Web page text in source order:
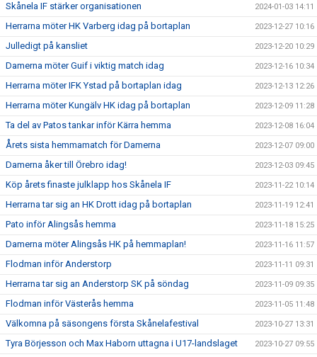
Skånela IF stärker organisationen 2024-01-03 14:11
Herrarna möter HK Varberg idag på bortaplan 2023-12-27 10:16
Julledigt på kansliet 2023-12-20 10:29
Damerna möter Guif i viktig match idag 2023-12-16 10:34
Herrarna möter IFK Ystad på bortaplan idag 2023-12-13 12:26
Herrarna möter Kungälv HK idag på bortaplan 2023-12-09 11:28
Ta del av Patos tankar inför Kärra hemma 2023-12-08 16:04
Årets sista hemmamatch för Damerna 2023-12-07 09:00
Damerna åker till Örebro idag! 2023-12-03 09:45
Köp årets finaste julklapp hos Skånela IF 2023-11-22 10:14
Herrarna tar sig an HK Drott idag på bortaplan 2023-11-19 12:41
Pato inför Alingsås hemma 2023-11-18 15:25
Damerna möter Alingsås HK på hemmaplan! 2023-11-16 11:57
Flodman inför Anderstorp 2023-11-11 09:31
Herrarna tar sig an Anderstorp SK på söndag 2023-11-09 09:35
Flodman inför Västerås hemma 2023-11-05 11:48
Välkomna på säsongens första Skånelafestival 2023-10-27 13:31
Tyra Börjesson och Max Haborn uttagna i U17-landslaget 2023-10-27 09:55